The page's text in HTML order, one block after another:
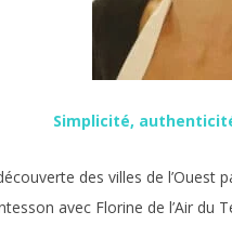
Simplicité,
des villes de l’Ouest
avec Florine de l’Air du